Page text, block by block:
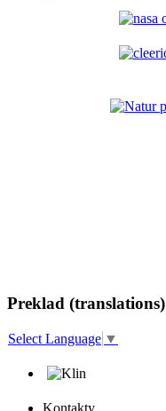
Preklad (translations)
Select Language ▼
Kontakty